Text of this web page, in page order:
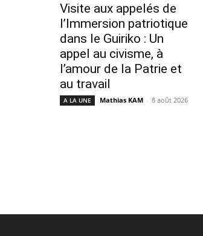
Visite aux appelés de
l’Immersion patriotique
dans le Guiriko : Un
appel au civisme, à
l’amour de la Patrie et
au travail
A LA UNE Mathias KAM - 8 août 2026